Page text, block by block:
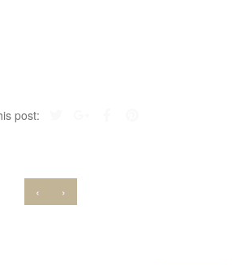
post:
‹ ›